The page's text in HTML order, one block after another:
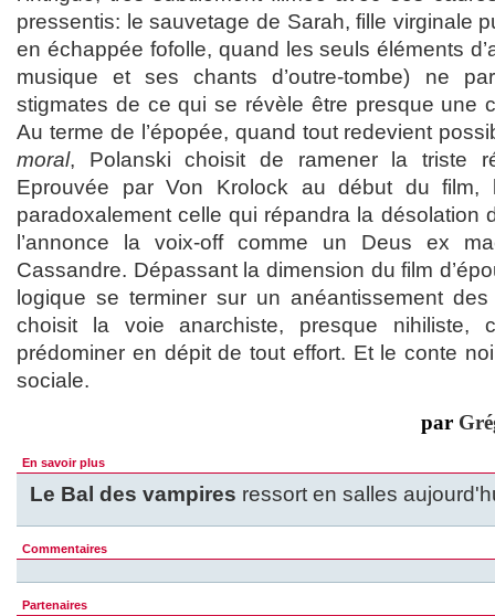
pressentis: le sauvetage de Sarah, fille virginale
en échappée fofolle, quand les seuls éléments
musique et ses chants d’outre-tombe) ne
stigmates de ce qui se révèle être presque une
Au terme de l’épopée, quand tout redevient
moral, Polanski choisit de ramener la triste
Eprouvée par Von Krolock au début du film,
paradoxalement celle qui répandra la désolation
l’annonce la voix-off comme un Deus ex
Cassandre. Dépassant la dimension du film
logique se terminer sur un anéantissement
choisit la voie anarchiste, presque
prédominer en dépit de tout effort. Et le conte
sociale.
par
En savoir plus
Le Bal des vampires ressort en salles
Commentaires
Partenaires